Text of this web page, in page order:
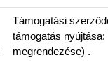
Támogatási
támogatás
megrendezése) .